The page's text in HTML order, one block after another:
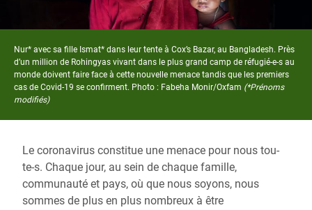
Nur* avec sa fille Ismat* dans leur tente à Cox’s Bazar, au Bangladesh. Près
d’un million de Rohingyas vivant dans le plus grand camp de réfugié-e-s au
monde doivent faire face à cette nouvelle menace tandis que les premiers
cas de Covid-19 se confirment. Photo : Fabeha Monir/Oxfam (*Prénoms
modifiés)
Le coronavirus constitue une menace pour nous tou-
te-s. Chaque jour, au sein de chaque famille,
communauté et pays, où que nous soyons, nous
sommes de plus en plus nombreux à être